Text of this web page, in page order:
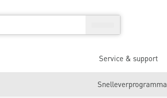
Service & support
Snelleverprogramma